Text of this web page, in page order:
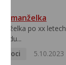
manželka
po xx letech
5.10.2023